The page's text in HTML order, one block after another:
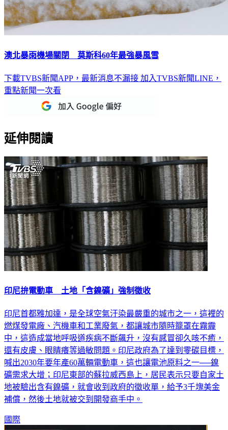
澳北暴雨機場關閉 莫斯科60年最強暴風雪
下載TVBS新聞APP，最新消息不漏接 加入TVBS新聞LINE，
重點新聞一次看
延伸閱讀
印尼拚電動車 土地「含鎳礦」強制徵收
印尼首都雅加達，是全球空氣汙染最嚴重的城市之一，這裡的
燃煤發電廠、汽機車和工業廢氣，都讓城市隨時籠罩在霧霾
中，這造成當地呼吸道疾病不斷飆升，沒有感冒卻久咳不癒，
還有皮膚、眼睛癢等過敏問題。印尼政府為了達到零碳目標，
喊出2030年要年產60萬輛電動車，這也讓電池原料之一──鎳
礦需求大增；印尼東部的蘇拉威西島上，居民表示只要自家土
地被驗出含有鎳礦，就會收到政府的徵收單，給予3千塊美金
補償，然後土地就被交到開發商手中。
國際